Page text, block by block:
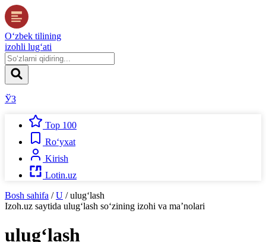
O‘zbek tilining
izohli lug‘ati
ЎЗ
Top 100
Ro‘yxat
Kirish
Lotin.uz
Bosh sahifa / U / ulug‘lash
Izoh.uz saytida ulug‘lash so‘zining izohi va ma’nolari
ulug‘lash